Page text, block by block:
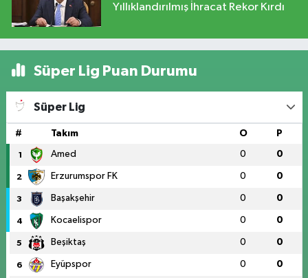
Yıllıklandırılmış İhracat Rekor Kırdı
Süper Lig Puan Durumu
Süper Lig
# Takım O P
1 Amed 0 0
2 Erzurumspor FK 0 0
3 Başakşehir 0 0
4 Kocaelispor 0 0
5 Beşiktaş 0 0
6 Eyüpspor 0 0